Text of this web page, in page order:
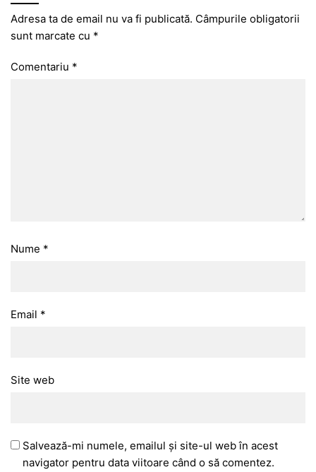
Adresa ta de email nu va fi publicată. Câmpurile obligatorii
sunt marcate cu *
Comentariu *
Nume *
Email *
Site web
Salvează-mi numele, emailul și site-ul web în acest
navigator pentru data viitoare când o să comentez.